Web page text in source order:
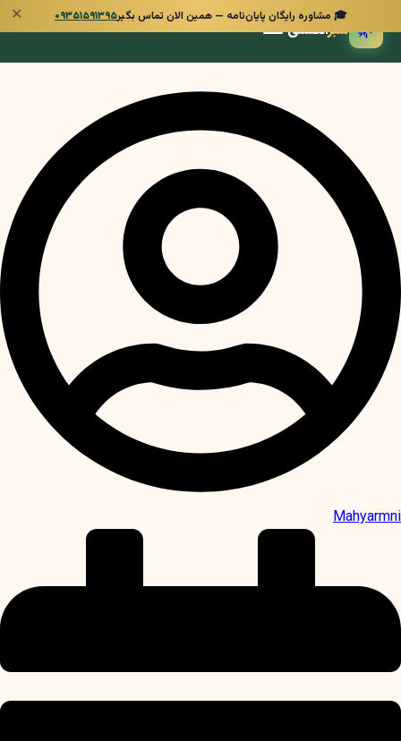
🎓 مشاوره رایگان پایان‌نامه — همین الان تماس بگیر۰۹۳۵۱۵۹۱۳۹۵ ✕
🌿 سبزانگشتی
Mahyarmni